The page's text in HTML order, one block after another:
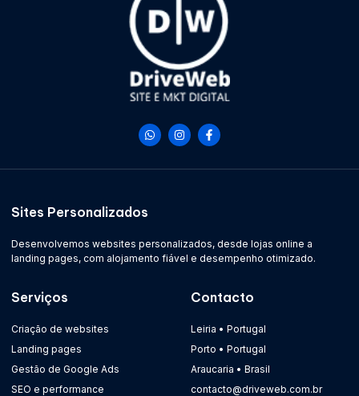
Sites Personalizados
Desenvolvemos websites personalizados, desde lojas online a
landing pages, com alojamento fiável e desempenho otimizado.
Serviços
Criação de websites
Landing pages
Gestão de Google Ads
SEO e performance
Contacto
Leiria • Portugal
Porto • Portugal
Araucaria • Brasil
contacto@driveweb.com.br